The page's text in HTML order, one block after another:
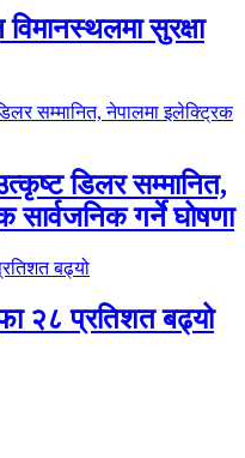
सुरक्षा
डिलर सम्मानित,
गर्ने घोषणा
२८ प्रतिशत बढ्यो